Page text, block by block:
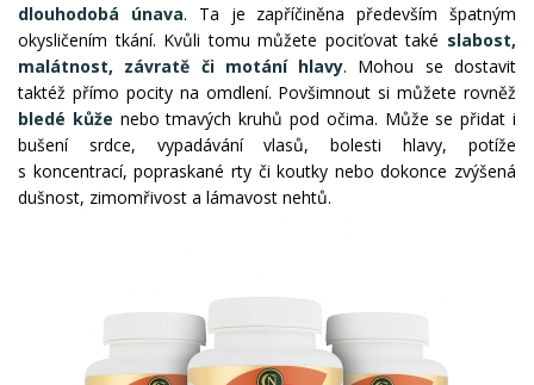
dlouhodobá únava. Ta je zapříčiněna především špatným
okysličením tkání. Kvůli tomu můžete pociťovat také slabost,
malátnost, závratě či motání hlavy. Mohou se dostavit
taktéž přímo pocity na omdlení. Povšimnout si můžete rovněž
bledé kůže nebo tmavých kruhů pod očima. Může se přidat i
bušení srdce, vypadávání vlasů, bolesti hlavy, potíže
s koncentrací, popraskané rty či koutky nebo dokonce zvýšená
dušnost, zimomřivost a lámavost nehtů.